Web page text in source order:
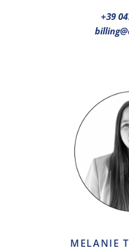
+39
MELANIE